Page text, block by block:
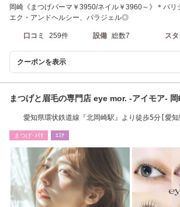
岡崎《まつげパーマ￥3950/ネイル￥3960～》＊パリ
エク・アンドヘルシー、パラジェル◎
口コミ 259件 設備 総数7 ス
クーポンを表示
まつげと眉毛の専門店 eye mor. -アイモア- 岡
愛知県環状鉄道線『北岡崎駅』より徒歩5分[愛
まつげ･ﾒｲｸ ｴｽﾃ